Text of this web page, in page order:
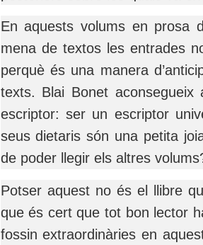
En aquests volums en prosa
mena de textos les entrades
perquè és una manera
texts. Blai Bonet
escriptor: ser un escriptor
seus dietaris són una petita
de poder llegir els altres
Potser aquest no és el llibre
que és cert que tot bon lector
fossin extraordinàries en